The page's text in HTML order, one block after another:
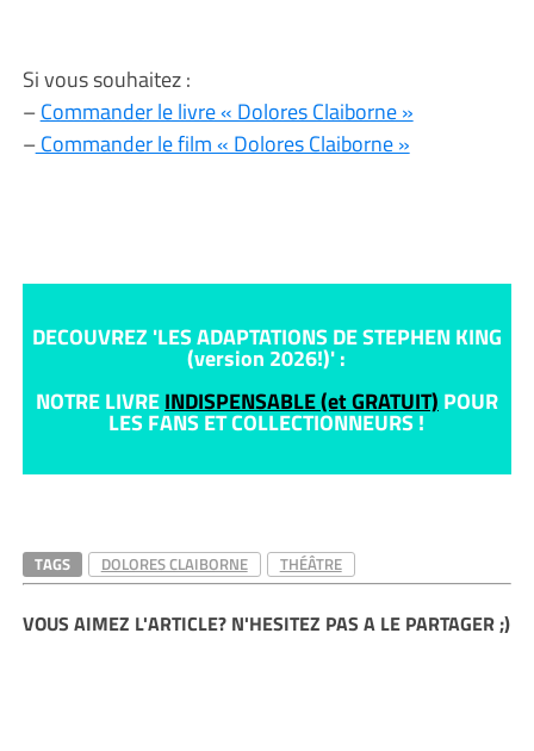
Si vous souhaitez :
–Commander le livre « Dolores Claiborne »
–Commander le film « Dolores Claiborne »
DECOUVREZ 'LES ADAPTATIONS DE STEPHEN KING
(version 2026!)' :
NOTRE LIVREINDISPENSABLE (et GRATUIT) POUR
LES FANS ET COLLECTIONNEURS !
TAGS DOLORES CLAIBORNE THÉÂTRE
VOUS AIMEZ L'ARTICLE? N'HESITEZ PAS A LE PARTAGER ;)